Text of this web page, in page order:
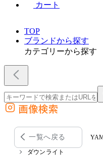
カート
TOP
ブランドから探す
カテゴリーから探す
外部サイトの商品をカートに追加
他のサイトで見つけた商品ページのURLを
画像検索
一覧へ戻る
ダウンライト